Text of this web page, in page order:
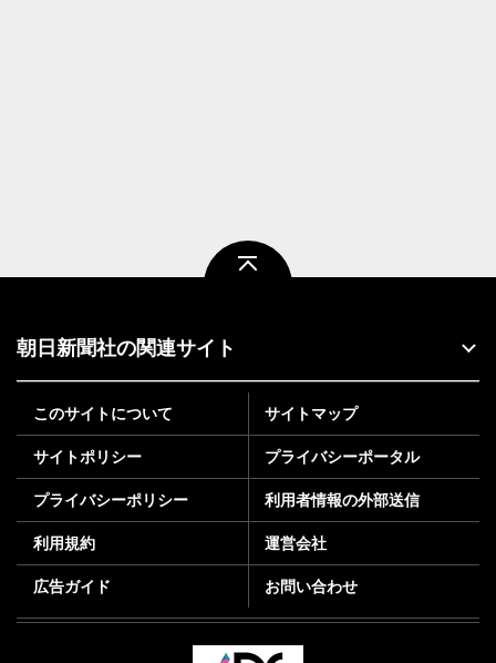
朝日新聞社の関連サイト
このサイトについて サイトマップ
サイトポリシー プライバシーポータル
プライバシーポリシー 利用者情報の外部送信
利用規約 運営会社
広告ガイド お問い合わせ